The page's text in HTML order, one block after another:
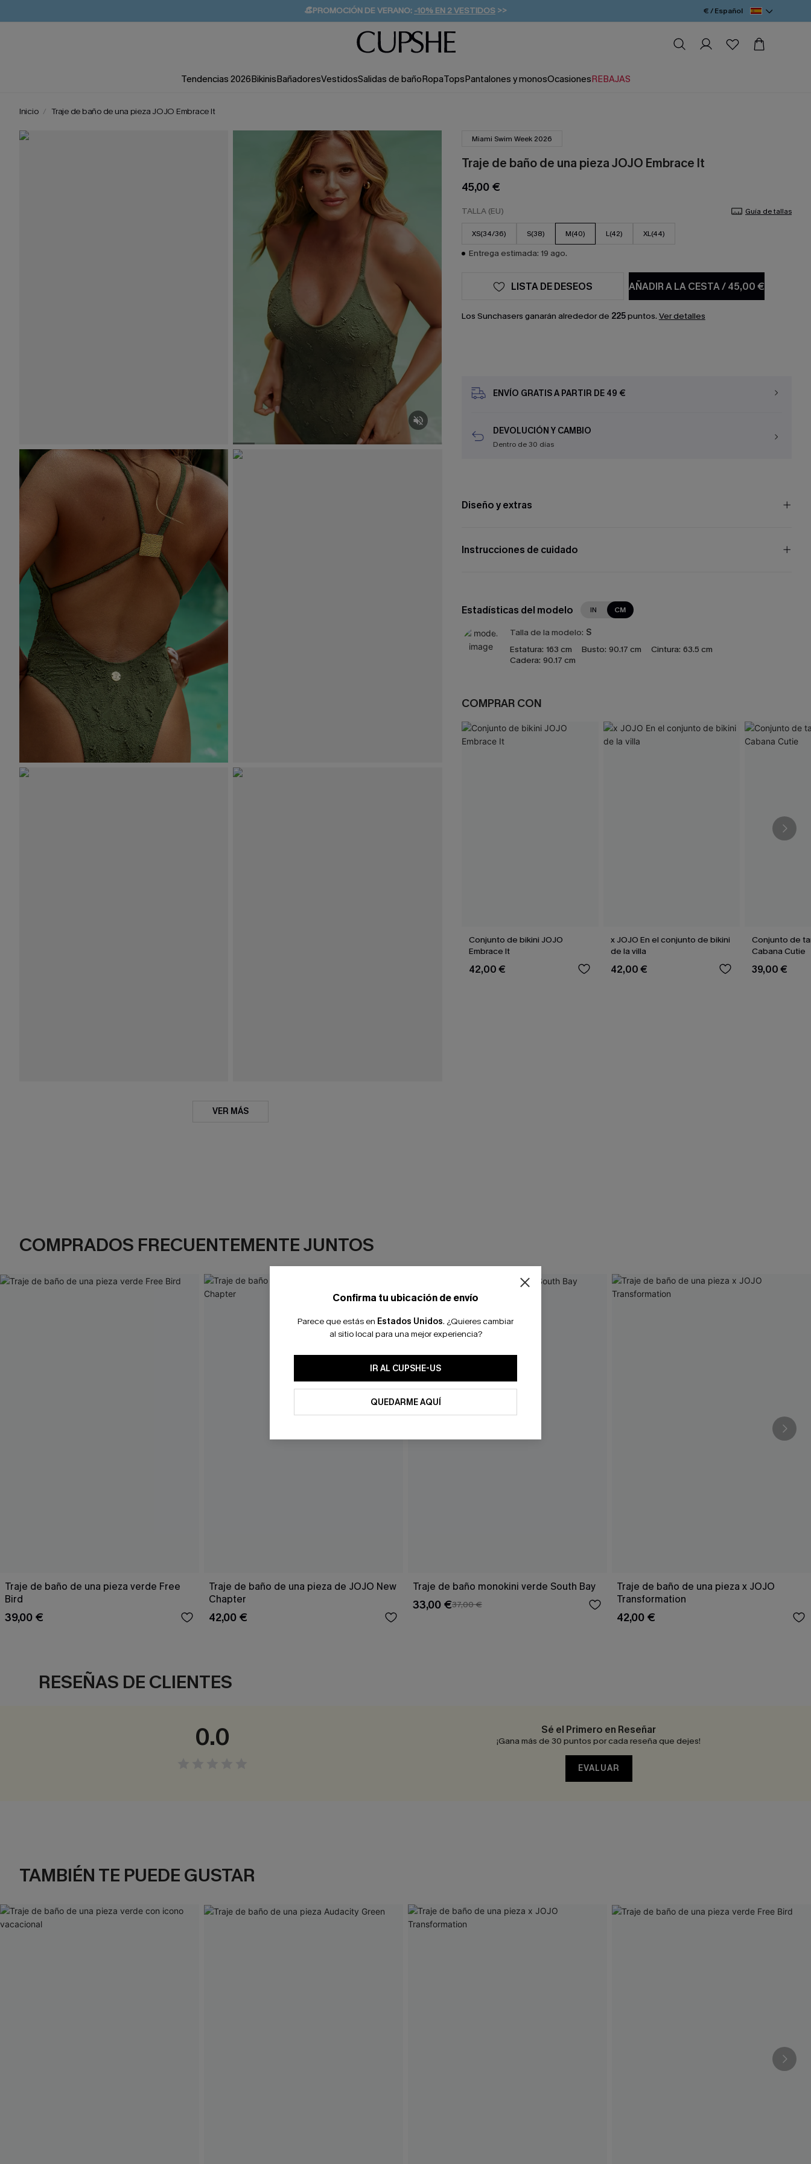
👒PROMOCIÓN DE VERANO: -10% EN 2 VESTIDOS >>
💌¡SUSCRIBIRSE & GANAR -10% EXTRA!
🚚ENVÍO GRATUITO A PARTIR DE 49 € >>
€ / Español
Tendencias 2026BikinisBañadoresVestidosSalidas de bañoRopaTopsPantalones y monosOcasionesREBAJAS
Inicio Traje de baño de una pieza JOJO Embrace It
VER MÁS
Miami Swim Week 2026
Traje de baño de una pieza JOJO Embrace It
45,00 €
TALLA (EU) Guía de tallas
XS(34/36) S(38) M(40) L(42) XL(44)
Entrega estimada: 19 ago.
AÑADIR A LA CESTA/45,00 €
LISTA DE DESEOS
Los Sunchasers ganarán alrededor de 225puntos. Ver detalles
ENVÍO GRATIS A PARTIR DE 49 €
DEVOLUCIÓN Y CAMBIO
Dentro de 30 días
Diseño y extras
Instrucciones de cuidado
Estadísticas del modelo IN CM
Talla de la modelo: S
Estatura: 163 cm Busto: 90.17 cm Cintura: 63.5 cm
Cadera: 90.17 cm
COMPRAR CON
Conjunto de bikini JOJO
Embrace It
42,00 €
x JOJO En el conjunto de bikini
de la villa
42,00 €
Conjunto de
Cabana Cutie
39,00 €
COMPRADOS FRECUENTEMENTE JUNTOS
Traje de baño de una pieza verde Free
Bird
39,00 €
Traje de baño de una pieza de JOJO New
Chapter
42,00 €
Traje de baño monokini verde South Bay
33,00 €37,00 €
Traje de baño de una pieza x JOJO
Transformation
42,00 €
RESEÑAS DE CLIENTES
0.0 Sé el Primero en Reseñar
¡Gana más de 30 puntos por cada reseña que dejes!
EVALUAR
TAMBIÉN TE PUEDE GUSTAR
Confirma tu ubicación de envío
Parece que estás en Estados Unidos. ¿Quieres cambiar
al sitio local para una mejor experiencia?
IR AL CUPSHE-US
QUEDARME AQUÍ